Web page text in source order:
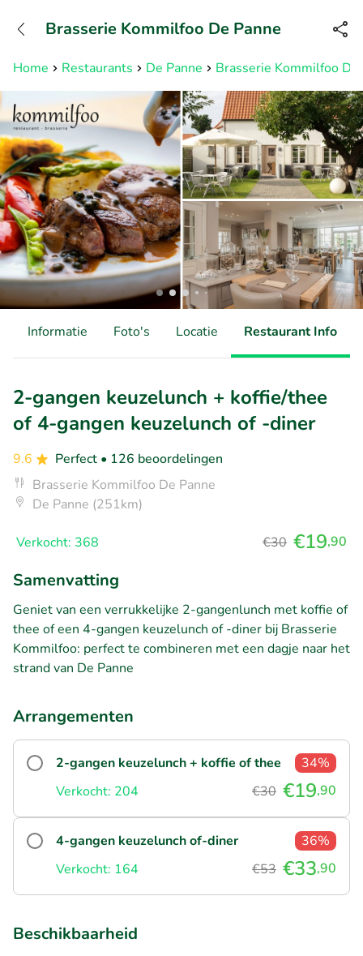
Bereikbaar tot 23:00 uur
Home Restaurants De Panne Brasserie Kommilfoo De
Brasserie Kommilfoo De Panne
Informatie Foto's Locatie Restaurant Info
2-gangen keuzelunch + koffie/thee
of 4-gangen keuzelunch of -diner
9.6 Perfect • 126 beoordelingen
Brasserie Kommilfoo De Panne
De Panne (251km)
Verkocht: 368 €30 €19,90
Samenvatting
Geniet van een verrukkelijke 2-gangenlunch met koffie of
thee of een 4-gangen keuzelunch of -diner bij Brasserie
Kommilfoo: perfect te combineren met een dagje naar het
strand van De Panne
Arrangementen
2-gangen keuzelunch + koffie of thee
34%
Verkocht: 204
€30 €19,90
4-gangen keuzelunch of-diner
36%
Verkocht: 164
€53 €33,90
Beschikbaarheid